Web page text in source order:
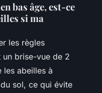
bas âge, est-ce
si ma
les règles
un brise-vue de 2
les abeilles à
sol, ce qui évite